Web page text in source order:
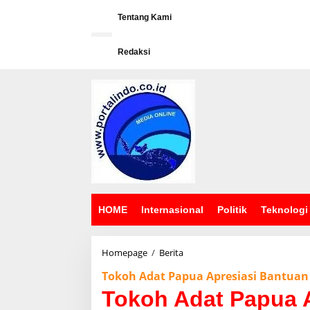
Tentang Kami
Redaksi
HOME Internasional Politik Teknologi
Homepage / Berita
k
o
h
Tokoh Adat Papua Apresiasi
Tokoh Adat Papua